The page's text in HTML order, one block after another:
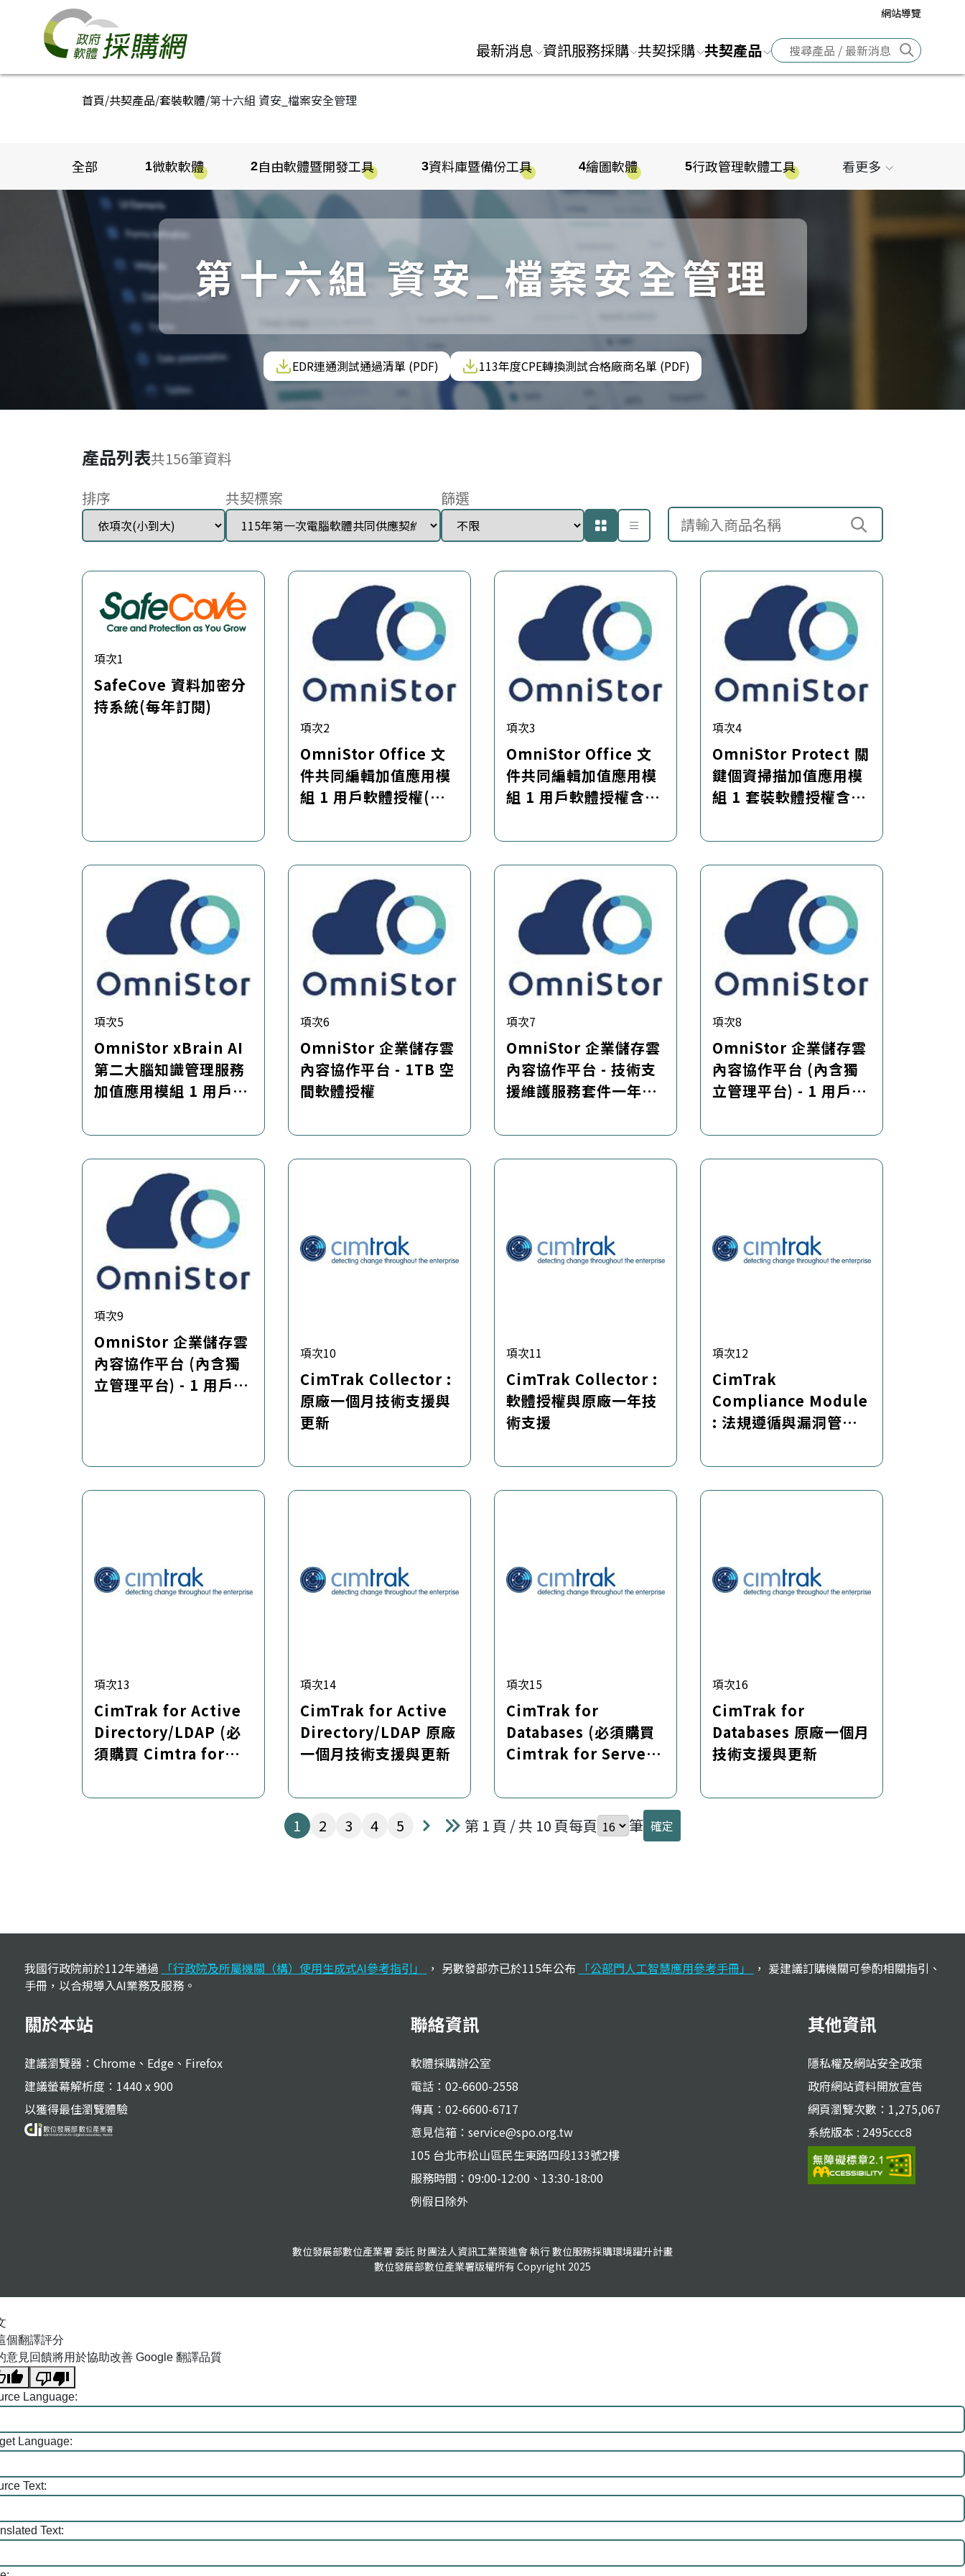
跳到主要內容區塊
政府軟體採購網 網站導覽
最新消息 資訊服務採購 共契採購 共契產品 前往
:::
首頁/共契產品/套裝軟體/第十六組 資安_檔案安全管理
全部 1微軟軟體 2自由軟體暨開發工具 3資料庫暨備份工具 4繪圖軟體 5行政管理軟體工具 看更多
第十六組 資安_檔案安全管理
EDR連通測試通過清單 (PDF) 113年度CPE轉換測試合格廠商名單 (PDF)
產品列表共156筆資料
排序
共契標案
篩選
搜尋商品名稱
項次1
SafeCove 資料加密分
持系統(每年訂閱)
項次2
OmniStor Office 文
件共同編輯加值應用模
組 1 用戶軟體授權(須
儲存雲內容協作平台)
項次3
OmniStor Office 文
件共同編輯加值應用模
組 1 用戶軟體授權含維
(須搭配 OmniStor 企
業儲存雲內容協作平台)
項次4
OmniStor Protect 關
鍵個資掃描加值應用模
組 1 套裝軟體授權含維
(須搭配 OmniStor 企
業儲存雲內容協作平台)
項次5
OmniStor xBrain AI
第二大腦知識管理服務
加值應用模組 1 用戶軟
(每年訂閱) (須搭配
OmniStor 企業儲存雲
內容協作平台)
項次6
OmniStor 企業儲存雲
內容協作平台 - 1TB 空
間軟體授權
項次7
OmniStor 企業儲存雲
內容協作平台 - 技術支
援維護服務套件一年期
項次8
OmniStor 企業儲存雲
內容協作平台 (內含獨
立管理平台) - 1 用戶軟
項次9
OmniStor 企業儲存雲
內容協作平台 (內含獨
立管理平台) - 1 用戶軟
項次10
CimTrak Collector :
原廠一個月技術支援與
更新
項次11
CimTrak Collector :
軟體授權與原廠一年技
術支援
項次12
CimTrak
Compliance Module
: 法規遵循與漏洞管理
項次13
CimTrak for Active
Directory/LDAP (必
須購買 Cimtra for
權授權與原廠一年技術
項次14
CimTrak for Active
Directory/LDAP 原廠
一個月技術支援與更新
項次15
CimTrak for
Databases (必須購買
Cimtrak for Server
一年技術支援
項次16
CimTrak for
Databases 原廠一個月
技術支援與更新
第
1 頁 第
2 第
3 第
4頁 第
5
下一頁最後一頁
第 1 頁 / 共 10 頁每頁 筆 確定
我國行政院前於112年通過
「行政院及所屬機關（構）使用生成式AI參考指引」 ， 另數發部亦已於115年公布 「公部門人工智慧應用參考手冊」
， 爰建議訂購機關可參酌相關指引、
手冊，以合規導入AI業務及服務。
關於本站
建議瀏覽器：Chrome、Edge、Firefox
建議螢幕解析度：1440 x 900
以獲得最佳瀏覽體驗
聯絡資訊
軟體採購辦公室
電話：02-6600-2558
傳真：02-6600-6717
意見信箱：service@spo.org.tw
105 台北市松山區民生東路四段133號2樓
服務時間：09:00-12:00、13:30-18:00
例假日除外
其他資訊
隱私權及網站安全政策
政府網站資料開放宣告
網頁瀏覽次數：1,275,067
系統版本 : 2495ccc8
數位發展部數位產業署 委託 財團法人資訊工業策進會 執行 數位服務採購環境躍升計畫
數位發展部數位產業署版權所有 Copyright 2025
個翻譯評分
意見回饋將用於協助改善 Google 翻譯品質
Language:
Language:
Text:
Text: